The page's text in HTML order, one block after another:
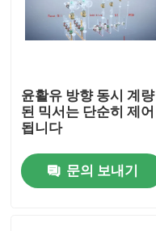
윤활유 방향 동시 계량
된 믹서는 단순히 제어
됩니다
문의 보내기